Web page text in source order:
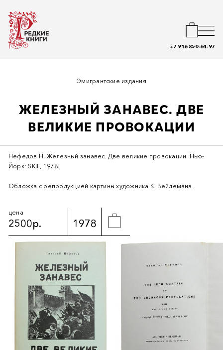
+7 916 850-64-97
Эмигрантские издания
ЖЕЛЕЗНЫЙ ЗАНАВЕС. ДВЕ
ВЕЛИКИЕ ПРОВОКАЦИИ
Нефедов Н. Железный занавес. Две великие провокации. Нью-
Йорк: SKIF, 1978.
Обложка с репродукцией картины художника К. Вейдемана.
цена
2500р. 1978